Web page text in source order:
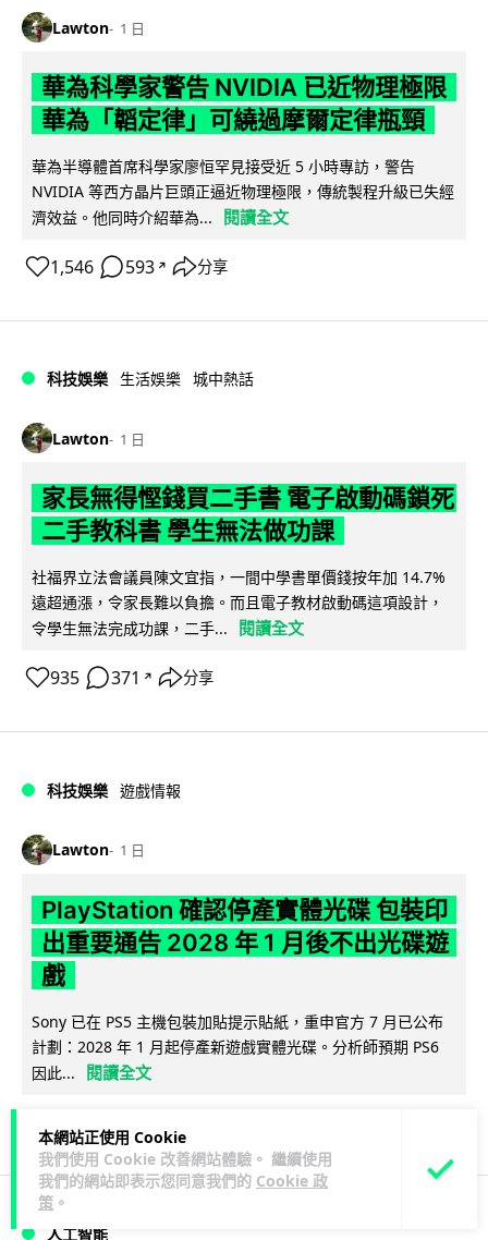
本網站正使用 Cookie
我們使用 Cookie 改善網站體驗。 繼續使用
我們的網站即表示您同意我們的 Cookie 政
策 。
Lawton 1 日
華為科學家警告 NVIDIA 已近物理極限
華為「韜定律」可繞過摩爾定律瓶頸
華為半導體首席科學家廖恒罕見接受近 5 小時專訪，警告
NVIDIA 等西方晶片巨頭正逼近物理極限，傳統製程升級已失經
濟效益。他同時介紹華為...
閱讀全文
1,546 593 ↗ 分享
科技娛樂 生活娛樂 城中熱話
Lawton 1 日
家長無得慳錢買二手書 電子啟動碼鎖死
二手教科書 學生無法做功課
社福界立法會議員陳文宜指，一間中學書單價錢按年加 14.7%
遠超通漲，令家長難以負擔。而且電子教材啟動碼這項設計，
令學生無法完成功課，二手...
閱讀全文
935 371 ↗ 分享
科技娛樂 遊戲情報
Lawton 1 日
PlayStation 確認停產實體光碟 包裝印
出重要通告 2028 年 1 月後不出光碟遊
戲
Sony 已在 PS5 主機包裝加貼提示貼紙，重申官方 7 月已公布
計劃：2028 年 1 月起停產新遊戲實體光碟。分析師預期 PS6
因此...
閱讀全文
人工智能